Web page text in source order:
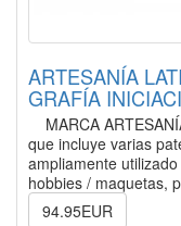
ARTESANÍA
GRAFÍA
MARCA
que incluye varias
ampliamente
hobbies / maquetas,
94.95EUR